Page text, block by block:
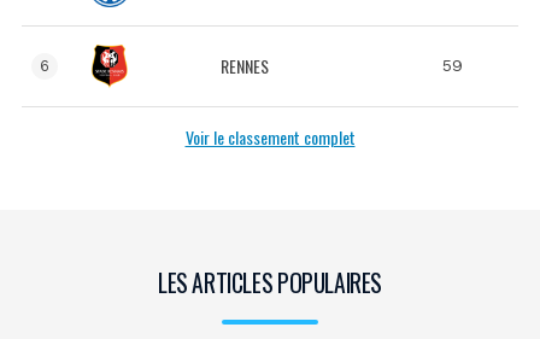
6 RENNES 59
Voir le classement complet
LES ARTICLES POPULAIRES